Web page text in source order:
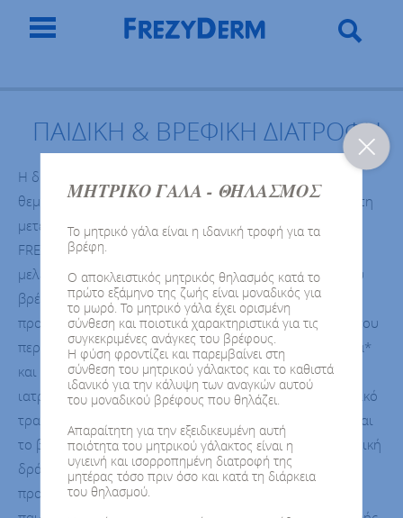
ΠΑΙΔΙΚΗ & ΒΡΕΦΙΚΗ ΔΙΑΤΡΟΦΗ
ΜΗΤΡΙΚΟ ΓΑΛΑ - ΘΗΛΑΣΜΟΣ
Το μητρικό γάλα είναι η ιδανική τροφή για τα
βρέφη.
Ο αποκλειστικός μητρικός θηλασμός κατά το
πρώτο εξάμηνο της ζωής είναι μοναδικός για
το μωρό. Το μητρικό γάλα έχει ορισμένη
σύνθεση και ποιοτικά χαρακτηριστικά για τις
συγκεκριμένες ανάγκες του βρέφους.
Η φύση φροντίζει και παρεμβαίνει στη
σύνθεση του μητρικού γάλακτος και το καθιστά
ιδανικό για την κάλυψη των αναγκών αυτού
του μοναδικού βρέφους που θηλάζει.
Απαραίτητη για την εξειδικευμένη αυτή
ποιότητα του μητρικού γάλακτος είναι η
υγιεινή και ισορροπημένη διατροφή της
μητέρας τόσο πριν όσο και κατά τη διάρκεια
του θηλασμού.
Η διατροφή στη βρεφική και παιδική ηλικία θέτει τα
θεμέλια για μία υγιή ανάπτυξη και μία καλή υγεία και στη
μετέπειτα ενήλικη ζωή. Στις ολοκληρωμένες σειρές της
FREZYDERM θα βρείτε μία πλήρη γκάμα ειδικά
μελετημένων διατροφικών προτάσεων για το μενού του
βρέφους, του νήπιου και του παιδιού. Ανακαλύψτε
προϊόντα βρεφικής διατροφής και παιδική διατροφής που
περιλαμβάνουν: αγελαδινό ή κατσικίσιο βιολογικό γάλα*
και αγελαδινό γάλα*, διαιτητικά τρόφιμα για ειδικούς
ιατρικούς σκοπούς,βιολογικές βρεφικές κρέμες
, βιολογικό
τραχανά ολικής άλεσης σε 4 μοναδικές γεύσεις καθώς και
το βιολογικό χαμομήλι για βρέφη και παιδιά με ευεργετική
δράση στον οργανισμό και την καλή υγεία τους. Δώστε
προστιθέμενη αξία στα γεύματα του μωρού και του